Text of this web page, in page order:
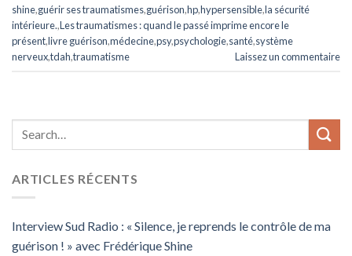
shine,guérir ses traumatismes,guérison,hp,hypersensible,la sécurité
intérieure.,Les traumatismes : quand le passé imprime encore le
présent,livre guérison,médecine,psy,psychologie,santé,système
nerveux,tdah,traumatisme Laissez un commentaire
ARTICLES RÉCENTS
Interview Sud Radio : « Silence, je reprends le contrôle de ma
guérison ! » avec Frédérique Shine